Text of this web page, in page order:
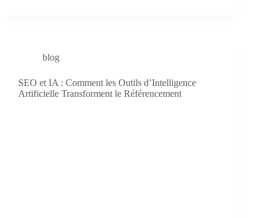
blog
SEO et IA : Comment les Outils d’Intelligence
Artificielle Transforment le Référencement